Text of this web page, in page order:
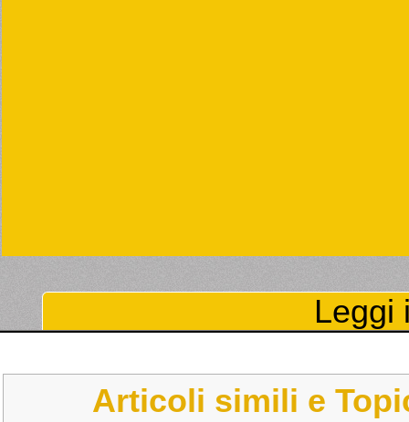
Leggi
Articoli simili e